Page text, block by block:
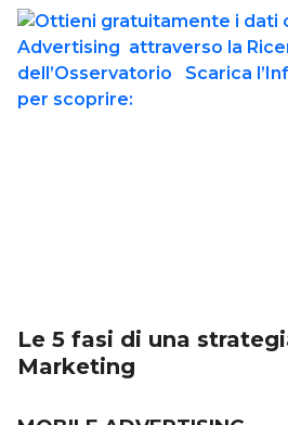
Le 5 fasi di una
Marketing